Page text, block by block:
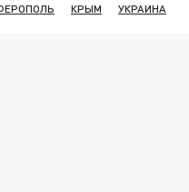
КРЫМ УКРАИНА